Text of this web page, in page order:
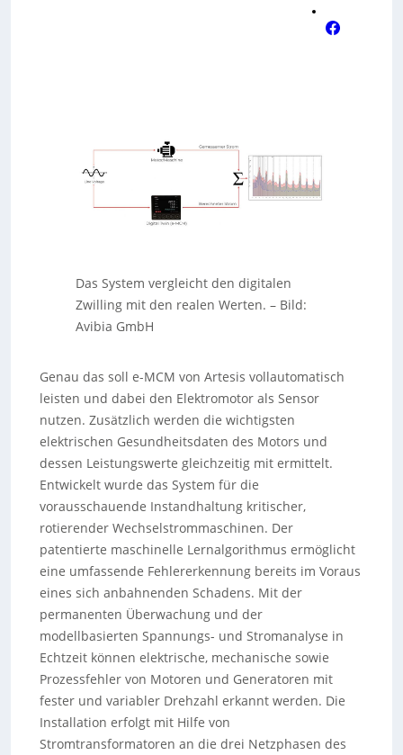
Das System vergleicht den digitalen
Zwilling mit den realen Werten. – Bild:
Avibia GmbH
Genau das soll e-MCM von Artesis vollautomatisch
leisten und dabei den Elektromotor als Sensor
nutzen. Zusätzlich werden die wichtigsten
elektrischen Gesundheitsdaten des Motors und
dessen Leistungswerte gleichzeitig mit ermittelt.
Entwickelt wurde das System für die
vorausschauende Instandhaltung kritischer,
rotierender Wechselstrommaschinen. Der
patentierte maschinelle Lernalgorithmus ermöglicht
eine umfassende Fehlererkennung bereits im Voraus
eines sich anbahnenden Schadens. Mit der
permanenten Überwachung und der
modellbasierten Spannungs- und Stromanalyse in
Echtzeit können elektrische, mechanische sowie
Prozessfehler von Motoren und Generatoren mit
fester und variabler Drehzahl erkannt werden. Die
Installation erfolgt mit Hilfe von
Stromtransformatoren an die drei Netzphasen des